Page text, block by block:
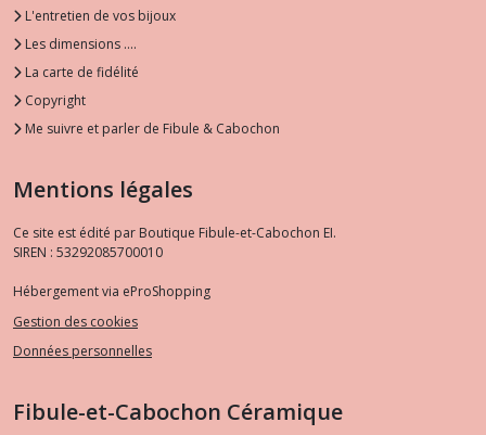
L'entretien de vos bijoux
Les dimensions ....
La carte de fidélité
Copyright
Me suivre et parler de Fibule & Cabochon
Mentions légales
Ce site est édité par Boutique Fibule-et-Cabochon EI.
SIREN : 53292085700010
Hébergement via eProShopping
Gestion des cookies
Données personnelles
Fibule-et-Cabochon Céramique